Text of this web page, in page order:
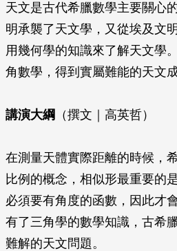
天文是古代希臘數學主要關心
明承襲了天文學，又從埃及文
用幾何學的知識來了解天文學
角數學，得到實屬難能的天文
講演大綱 （撰文｜高英哲）
在測量天體實際距離的時候，
比例的概念，相似形最重要的
必須要有角度的函數，因此才
有了三角學的數學知識，古希
難解的天文問題。